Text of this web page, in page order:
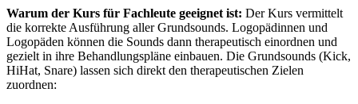
Warum der Kurs für Fachleute geeignet ist: Der Kurs vermittelt
die korrekte Ausführung aller Grundsounds. Logopädinnen und
Logopäden können die Sounds dann therapeutisch einordnen und
gezielt in ihre Behandlungspläne einbauen. Die Grundsounds (Kick,
HiHat, Snare) lassen sich direkt den therapeutischen Zielen
zuordnen: